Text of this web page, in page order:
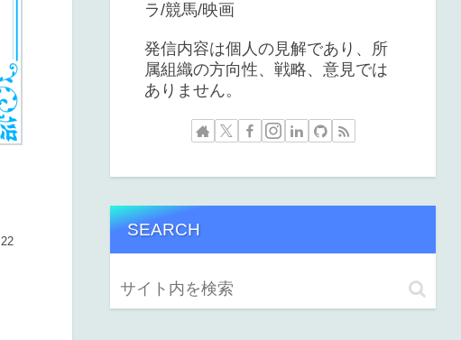
ラ/競馬/映画
発信内容は個人の見解であり、所
属組織の方向性、戦略、意見では
ありません。
SEARCH